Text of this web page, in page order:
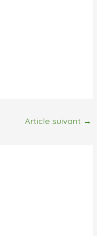
Article suivant →